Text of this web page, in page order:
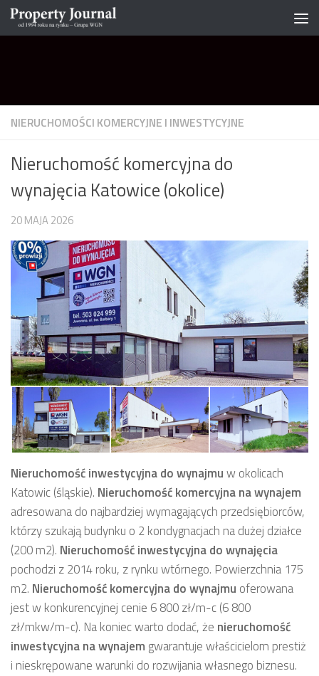
Skip to content
NIERUCHOMOŚCI KOMERCYJNE I INWESTYCYJNE
Nieruchomość komercyjna do
wynajęcia Katowice (okolice)
20 MAJA 2026
Nieruchomość inwestycyjnado wynajmuw okolicach
Katowic (śląskie). Nieruchomość komercyjnana wynajem
adresowana do najbardziej wymagających przedsiębiorców,
którzy szukają budynku o 2 kondygnacjach na dużej działce
(200 m2). Nieruchomość inwestycyjnado wynajęcia
pochodzi z 2014 roku, z rynku wtórnego. Powierzchnia 175
m2. Nieruchomość komercyjnado wynajmu oferowana
jest w konkurencyjnej cenie 6 800 zł/m-c (6 800
zł/mkw/m-c). Na koniec warto dodać, że nieruchomość
inwestycyjnana wynajem gwarantuje właścicielom prestiż
i nieskrępowane warunki do rozwijania własnego biznesu.